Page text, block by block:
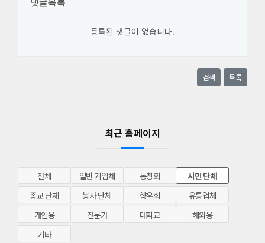
등록된 댓글이 없습니다.
검색 목록
최근 홈페이지
전체 일반 기업체 동창회
시민 단체
종교 단체
봉사 단체 향우회
유통업체
개인용
전문가 대학교
해외용
기타